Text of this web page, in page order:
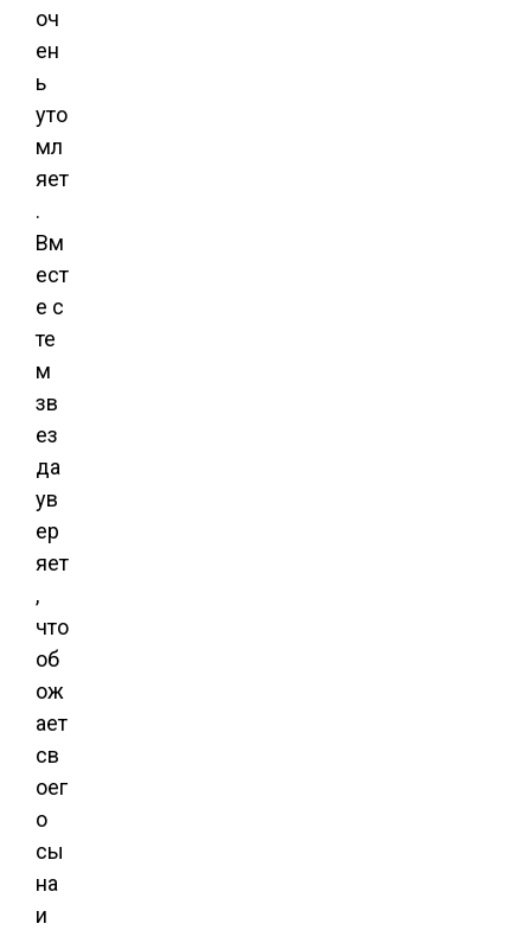
оч
ен
ь
уто
мл
яет
.
Вм
ест
е с
те
м
зв
ез
да
ув
ер
яет
,
что
об
ож
ает
св
оег
о
сы
на
и